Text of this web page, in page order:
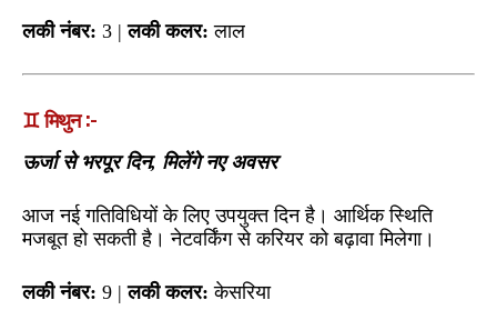
लकी नंबर: 3 |लकी कलर: लाल
♊ मिथुन :-
ऊर्जा से भरपूर दिन, मिलेंगे नए अवसर
आज नई गतिविधियों के लिए उपयुक्त दिन है। आर्थिक स्थिति
मजबूत हो सकती है। नेटवर्किंग से करियर को बढ़ावा मिलेगा।
लकी नंबर: 9 |लकी कलर: केसरिया